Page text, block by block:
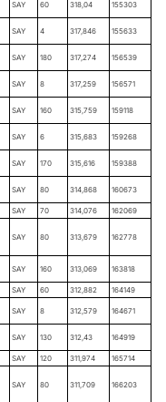
SAY 60 318,04 155303
SAY 4 317,846 155633
SAY 180 317,274 156539
SAY 8 317,259 156571
SAY 160 315,759 159118
SAY 6 315,683 159268
SAY 170 315,616 159388
SAY 80 314,868 160673
SAY 70 314,076
162069
SAY 80 313,679 162778
SAY 160 313,069 163818
SAY 60 312,882
164149
SAY 8 312,579 164671
SAY 130 312,43 164919
SAY 120 311,974
165714
SAY 80 311,709 166203